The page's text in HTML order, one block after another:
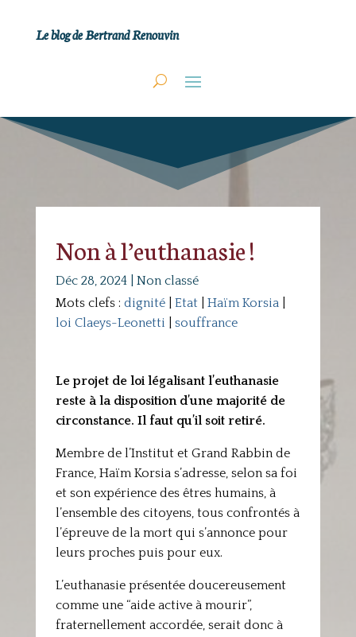
Le blog de Bertrand Renouvin
Non à l’euthanasie !
Déc 28, 2024| Non classé
Mots clefs : dignité| Etat| Haïm Korsia|
loi Claeys-Leonetti
souffrance
Le projet de loi légalisant l’euthanasie
reste à la disposition d’une majorité de
circonstance. Il faut qu’il soit retiré.
Membre de l’Institut et Grand Rabbin de
France, Haïm Korsia s’adresse, selon sa foi
et son expérience des êtres humains, à
l’ensemble des citoyens, tous confrontés à
l’épreuve de la mort qui s’annonce pour
leurs proches puis pour eux.
L’euthanasie présentée doucereusement
comme une “aide active à mourir”,
fraternellement accordée, serait donc à